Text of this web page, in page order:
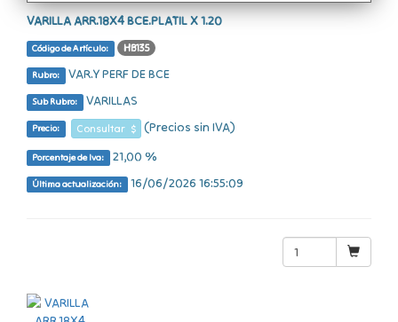
VARILLA ARR.18X4 BCE.PLATIL X 1.20
Código de Artículo: HB135
Rubro: VAR.Y PERF DE BCE
Sub Rubro: VARILLAS
Precio: Consultar $ (Precios sin IVA)
Porcentaje de Iva: 21,00 %
Última actualización: 16/06/2026 16:55:09